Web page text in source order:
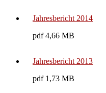
Jahresbericht 2014
pdf 4,66 MB
Jahresbericht 2013
pdf 1,73 MB